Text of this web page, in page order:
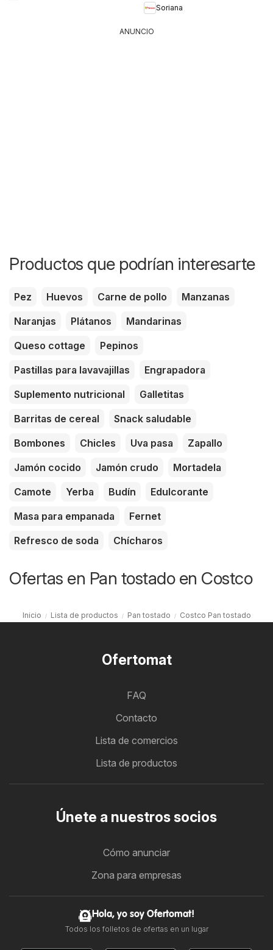
Soriana
ANUNCIO
Productos que podrían interesarte
Pez Huevos Carne de pollo
Manzanas
Naranjas
Plátanos
Mandarinas
Queso cottage
Pepinos
Pastillas para lavavajillas
Engrapadora
Suplemento nutricional
Galletitas
Barritas de cereal
Snack saludable
Bombones
Chicles Uva pasa
Zapallo
Jamón cocido
Jamón crudo
Mortadela
Camote
Yerba Budín
Edulcorante
Masa para empanada
Fernet
Refresco de soda
Chícharos
Ofertas en Pan tostado en Costco
Inicio Lista de productos Pan tostado Costco Pan tostado
Ofertomat
FAQ
Contacto
Lista de comercios
Lista de productos
Únete a nuestros socios
Cómo anunciar
Zona para empresas
Hola, yo soy Ofertomat!
Todos los folletos de ofertas en un lugar